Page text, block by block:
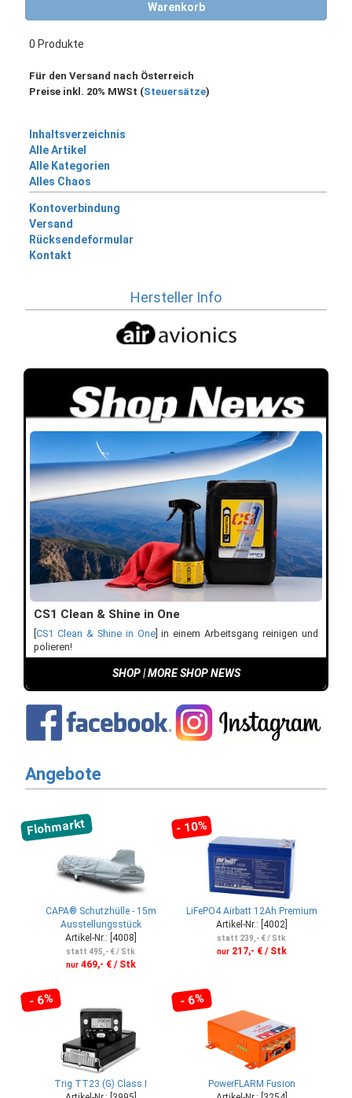
Warenkorb
0 Produkte
Für den Versand nach Österreich
Preise inkl. 20% MWSt (Steuersätze)
Inhaltsverzeichnis
Alle Artikel
Alle Kategorien
Alles Chaos
Kontoverbindung
Versand
Rücksendeformular
Kontakt
Hersteller Info
CS1 Clean & Shine in One
[CS1 Clean & Shine in One] in einem Arbeitsgang reinigen und
polieren!
SHOP|MORE SHOP NEWS
Angebote
Flohmarkt
CAPA® Schutzhülle - 15m
Ausstellungsstück
Artikel-Nr.: [4008]
statt 495,- € / Stk
nur469,- € / Stk
- 10%
LiFePO4 Airbatt 12Ah Premium
Artikel-Nr.: [4002]
statt 239,- € / Stk
nur217,- € / Stk
- 6%
Trig TT23 (G) Class I
- 6%
PowerFLARM Fusion